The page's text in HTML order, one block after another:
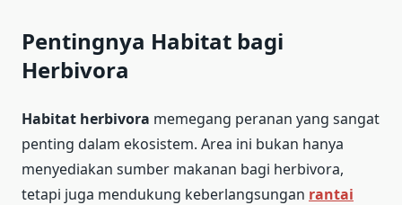
Pentingnya Habitat bagi
Herbivora
Habitat herbivora memegang peranan yang sangat
penting dalam ekosistem. Area ini bukan hanya
menyediakan sumber makanan bagi herbivora,
tetapi juga mendukung keberlangsungan rantai